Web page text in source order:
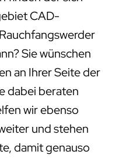
CAD-
Sie wünschen
an Ihrer Seite der
dabei beraten
wir ebenso
und stehen
damit genauso